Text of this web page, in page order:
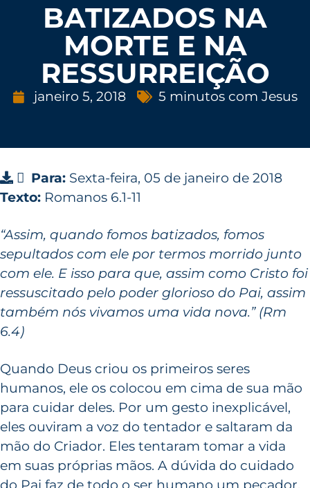
BATIZADOS NA
MORTE E NA
RESSURREIÇÃO
janeiro 5, 2018 5 minutos com Jesus
Para: Sexta-feira, 05 de janeiro de 2018
Texto: Romanos 6.1-11
“Assim, quando fomos batizados, fomos
sepultados com ele por termos morrido junto
com ele. E isso para que, assim como Cristo foi
ressuscitado pelo poder glorioso do Pai, assim
também nós vivamos uma vida nova.” (Rm
6.4)
Quando Deus criou os primeiros seres
humanos, ele os colocou em cima de sua mão
para cuidar deles. Por um gesto inexplicável,
eles ouviram a voz do tentador e saltaram da
mão do Criador. Eles tentaram tomar a vida
em suas próprias mãos. A dúvida do cuidado